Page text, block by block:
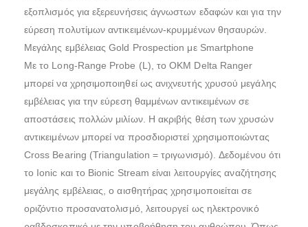
εξοπλισμός για εξερευνήσεις άγνωστων εδαφών και για την
εύρεση πολυτίμων αντικειμένων-κρυμμένων θησαυρών.
Μεγάλης εμβέλειας Gold Prospection με Smartphone
Με το Long-Range Probe (L), το OKM Delta Ranger
μπορεί να χρησιμοποιηθεί ως ανιχνευτής χρυσού μεγάλης
εμβέλειας για την εύρεση θαμμένων αντικειμένων σε
αποστάσεις πολλών μιλίων. Η ακριβής θέση των χρυσών
αντικειμένων μπορεί να προσδιοριστεί χρησιμοποιώντας
Cross Bearing (Triangulation = τριγωνισμό). Δεδομένου ότι
το Ionic και το Bionic Stream είναι λειτουργίες αναζήτησης
μεγάλης εμβέλειας, ο αισθητήρας χρησιμοποιείται σε
οριζόντιο προσανατολισμό, λειτουργεί ως ηλεκτρονικό